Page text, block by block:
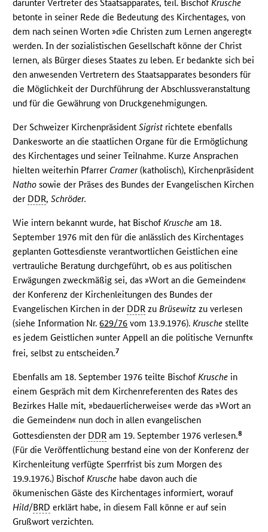
darunter Vertreter des Staatsapparates, teil. BischofKrusche
betonte in seiner Rede die Bedeutung des Kirchentages, von
dem nach seinen Worten »die Christen zum Lernen angeregt«
werden. In der sozialistischen Gesellschaft könne der Christ
lernen, als Bürger dieses Staates zu leben. Er bedankte sich bei
den anwesenden Vertretern des Staatsapparates besonders für
die Möglichkeit der Durchführung der Abschlussveranstaltung
und für die Gewährung von Druckgenehmigungen.
Der Schweizer KirchenpräsidentSigrist richtete ebenfalls
Dankesworte an die staatlichen Organe für die Ermöglichung
des Kirchentages und seiner Teilnahme. Kurze Ansprachen
hielten weiterhin Pfarrer Cramer(katholisch), Kirchenpräsident
Natho sowie der Präses des Bundes der Evangelischen Kirchen
der DDR,Schröder.
Wie intern bekannt wurde, hat BischofKrusche am 18.
September 1976 mit den für die anlässlich des Kirchentages
geplanten Gottesdienste verantwortlichen Geistlichen eine
vertrauliche Beratung durchgeführt, ob es aus politischen
Erwägungen zweckmäßig sei, das »Wort an die Gemeinden«
der Konferenz der Kirchenleitungen des Bundes der
Evangelischen Kirchen in der DDR zuBrüsewitz zu verlesen
(siehe Information Nr.629/76 vom 13.9.1976).Krusche stellte
es jedem Geistlichen »unter Appell an die politische Vernunft«
frei, selbst zu entscheiden.7
Ebenfalls am 18. September 1976 teilte BischofKrusche in
einem Gespräch mit dem Kirchenreferenten des Rates des
Bezirkes Halle mit, »bedauerlicherweise« werde das »Wort an
die Gemeinden« nun doch in allen evangelischen
Gottesdiensten der DDR am 19. September 1976 verlesen.8
(Für die Veröffentlichung bestand eine von der Konferenz der
Kirchenleitung verfügte Sperrfrist bis zum Morgen des
19.9.1976.) BischofKrusche habe davon auch die
ökumenischen Gäste des Kirchentages informiert, worauf
Hild/BRD erklärt habe, in diesem Fall könne er auf sein
Grußwort verzichten.